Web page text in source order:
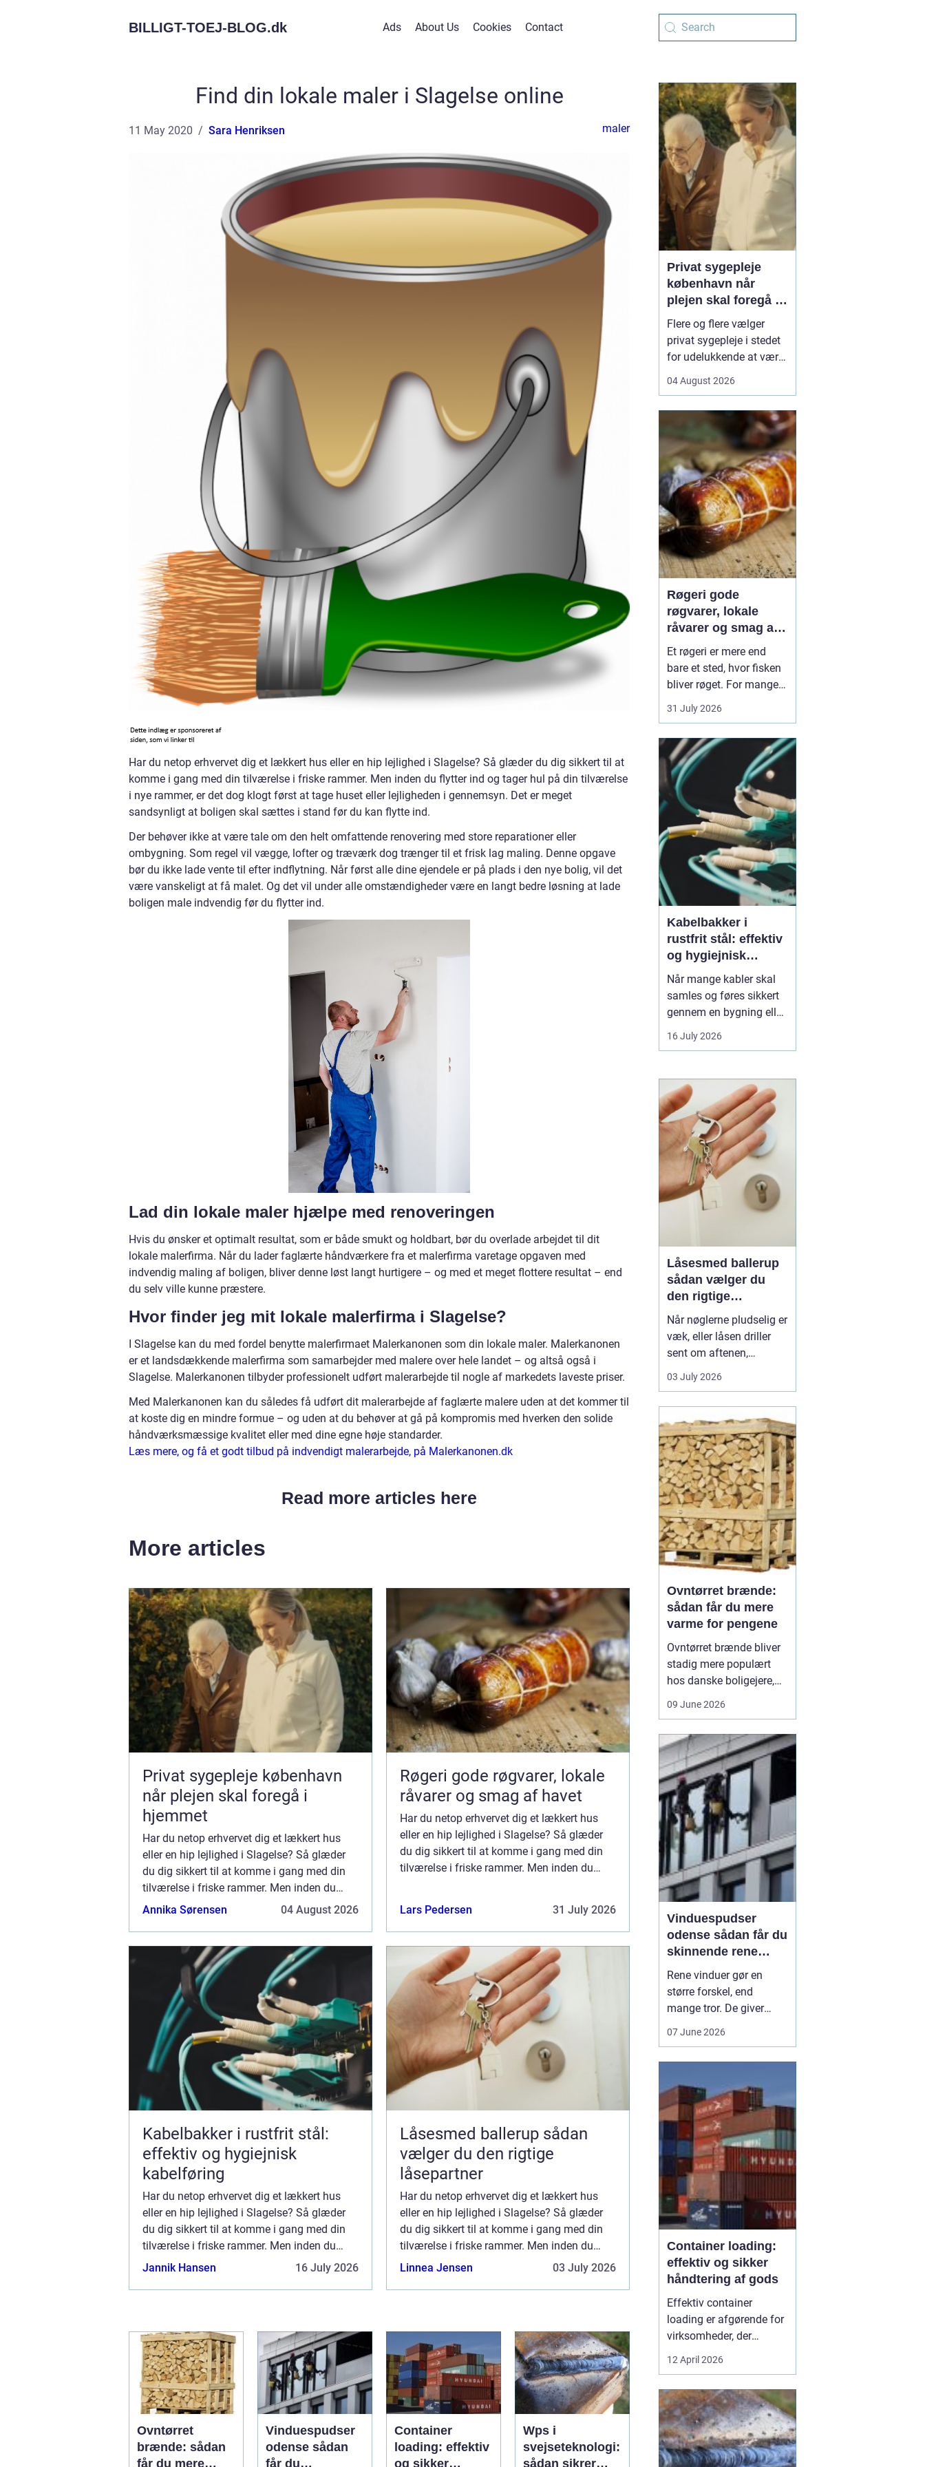
BILLIGT-TOEJ-BLOG.dk Ads About Us Cookies Contact
Find din lokale maler i Slagelse online
11 May 2020 Sara Henriksen maler
Har du netop erhvervet dig et lækkert hus eller en hip lejlighed i Slagelse? Så glæder du dig sikkert til at
komme i gang med din tilværelse i friske rammer. Men inden du flytter ind og tager hul på din tilværelse
i nye rammer, er det dog klogt først at tage huset eller lejligheden i gennemsyn. Det er meget
sandsynligt at boligen skal sættes i stand før du kan flytte ind.
Der behøver ikke at være tale om den helt omfattende renovering med store reparationer eller
ombygning. Som regel vil vægge, lofter og træværk dog trænger til et frisk lag maling. Denne opgave
bør du ikke lade vente til efter indflytning. Når først alle dine ejendele er på plads i den nye bolig, vil det
være vanskeligt at få malet. Og det vil under alle omstændigheder være en langt bedre løsning at lade
boligen male indvendig før du flytter ind.
Lad din lokale maler hjælpe med renoveringen
Hvis du ønsker et optimalt resultat, som er både smukt og holdbart, bør du overlade arbejdet til dit
lokale malerfirma. Når du lader faglærte håndværkere fra et malerfirma varetage opgaven med
indvendig maling af boligen, bliver denne løst langt hurtigere – og med et meget flottere resultat – end
du selv ville kunne præstere.
Hvor finder jeg mit lokale malerfirma i Slagelse?
I Slagelse kan du med fordel benytte malerfirmaet Malerkanonen som din lokale maler. Malerkanonen
er et landsdækkende malerfirma som samarbejder med malere over hele landet – og altså også i
Slagelse. Malerkanonen tilbyder professionelt udført malerarbejde til nogle af markedets laveste priser.
Med Malerkanonen kan du således få udført dit malerarbejde af faglærte malere uden at det kommer til
at koste dig en mindre formue – og uden at du behøver at gå på kompromis med hverken den solide
håndværksmæssige kvalitet eller med dine egne høje standarder.
Læs mere, og få et godt tilbud på indvendigt malerarbejde, på Malerkanonen.dk
Read more articles here
More articles
Privat sygepleje københavn
når plejen skal foregå i
hjemmet
Har du netop erhvervet dig et lækkert hus
eller en hip lejlighed i Slagelse? Så glæder
du dig sikkert til at komme i gang med din
tilværelse i friske rammer. Men inden du
flytter ind og tager hul på din tilværelse ...
Annika Sørensen 04 August 2026
Røgeri gode røgvarer, lokale
råvarer og smag af havet
Har du netop erhvervet dig et lækkert hus
eller en hip lejlighed i Slagelse? Så glæder
du dig sikkert til at komme i gang med din
tilværelse i friske rammer. Men inden du
Lars Pedersen
31 July 2026
Kabelbakker i rustfrit stål:
effektiv og hygiejnisk
kabelføring
Har du netop erhvervet dig et lækkert hus
eller en hip lejlighed i Slagelse? Så glæder
du dig sikkert til at komme i gang med din
tilværelse i friske rammer. Men inden du
flytter ind og tager hul på din tilværelse ...
Jannik Hansen 16 July 2026
Låsesmed ballerup sådan
vælger du den rigtige
låsepartner
Har du netop erhvervet dig et lækkert hus
eller en hip lejlighed i Slagelse? Så glæder
du dig sikkert til at komme i gang med din
tilværelse i friske rammer. Men inden du
flytter ind og tager hul på din tilværelse ...
Linnea Jensen 03 July 2026
Ovntørret
brænde: sådan
får du mere
Vinduespudser
odense sådan
får du
Container
loading: effektiv
og sikker
Wps i
svejseteknologi:
sådan sikrer
Privat sygepleje
københavn når
plejen skal foregå i
hjemmet
Flere og flere vælger
privat sygepleje i stedet
for udelukkende at være
offentlige system.
hvor hverdagen ofte er
travl, og
hospitalsvæsenet er
presset, kan privat
sygepleje i hjemmet give
en mærkbar forskel i
bå...
04 August 2026
Røgeri gode
røgvarer, lokale
råvarer og smag af
havet
Et røgeri er mere end
bare et sted, hvor fisken
bliver røget. For mange
er det et samlingspunkt,
hvor lokale råvarer,
mødes. Her bliver
friskfanget fisk
forvandlet til
velsmagende røgvarer,
som både kan nydes i en
hurtig frokost...
31 July 2026
Kabelbakker i
rustfrit stål: effektiv
og hygiejnisk
kabelføring
Når mange kabler skal
samles og føres sikkert
gennem en bygning eller
en produktion, bliver
overblik og orden hurtigt
kabelbakker enenkel og
robust løsning. De
samler kablerne ét sted,
beskytter...
16 July 2026
Låsesmed ballerup
sådan vælger du
den rigtige
låsepartner
Når nøglerne pludselig er
væk, eller låsen driller
sent om aftenen,
opdager du hurtigt, hvor
vigtig en pålidelig
findes der flere løsninger,
men forskellen på hurtig
hjælp, god rådgivning og
langvarig tryghed kan
være stor. En...
03 July 2026
Ovntørret brænde:
sådan får du mere
varme for pengene
Ovntørret brænde bliver
stadig mere populært
hos danske boligejere,
ovn, får du en stabil og
lav fugtighed, som giver
højere varmeudbytte,
renere forbrænding og
mindre arbejde med
optænd...
09 June 2026
Vinduespudser
odense sådan får du
skinnende rene
ruder året rundt
Rene vinduer gør en
større forskel, end
mange tror. De giver
endda påvirke humøret,
fordi rummene føles
lysere og mere åbne. I en
by som Odense, hvor
vejr, trafik og pollen hur...
07 June 2026
Container loading:
effektiv og sikker
håndtering af gods
Effektiv container
loading er afgørende for
virksomheder, der
arbejder med gods, skrot
eller store mængder
ikke er planlagt og styret,
går der tid tabt,
omkostningerne stiger,
og sikkerheden komm...
12 April 2026